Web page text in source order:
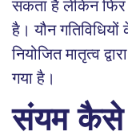
सकता है लेकिन
है। यौन
नियोजित मातृत्व
गया है।
संयम कैसे